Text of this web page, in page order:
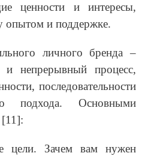
ценности и интересы,
опытом и поддержке.
личного бренда –
и непрерывный процесс,
последовательности
подхода. Основными
[11]:
цели. Зачем вам нужен